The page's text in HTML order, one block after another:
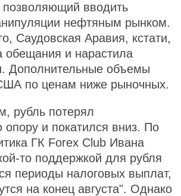
позволяющий вводить
нефтяным рынком.
Саудовская Аравия, кстати,
обещания и нарастила
Дополнительные объемы
по ценам ниже рыночных.
рубль потерял
опору и покатился вниз. По
ГК Forex Club Ивана
то поддержкой для рубля
периоды налоговых выплат,
на конец августа". Однако